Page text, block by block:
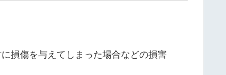
損傷を与えてしまった場合などの損害